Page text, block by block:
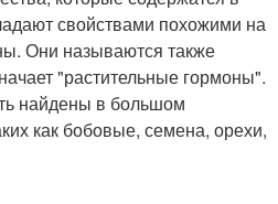
свойствами похожими на
Они называются также
"растительные гормоны".
найдены в большом
как бобовые, семена, орехи,